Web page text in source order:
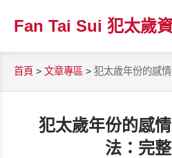
Fan Tai Sui 犯太歲
首頁 > 文章專區 > 犯太歲年份的感
犯太歲年份的感
法：完